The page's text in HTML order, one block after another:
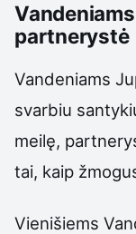
partnerystė
Vandeniams
svarbiu
meilę,
tai, kaip
Vienišiems